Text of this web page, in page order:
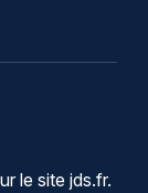
le site jds.fr.